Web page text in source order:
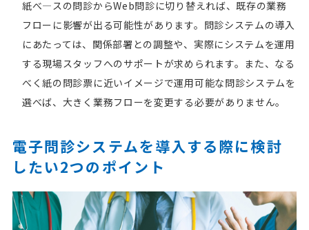
紙べ―スの問診からWeb問診に切り替えれば、既存の業務
フローに影響が出る可能性があります。問診システムの導入
にあたっては、関係部署との調整や、実際にシステムを運用
する現場スタッフへのサポートが求められます。また、なる
べく紙の問診票に近いイメージで運用可能な問診システムを
選べば、大きく業務フローを変更する必要がありません。
電子問診システムを導入する際に検討
したい2つのポイント